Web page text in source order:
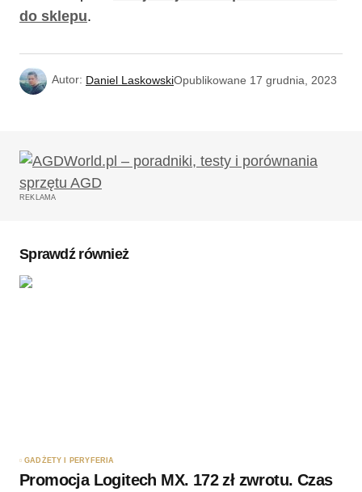
do sklepu.
Autor: Daniel LaskowskiOpublikowane 17 grudnia, 2023
REKLAMA
Sprawdź również
GADŻETY I PERYFERIA
Promocja Logitech MX. 172 zł zwrotu. Czas